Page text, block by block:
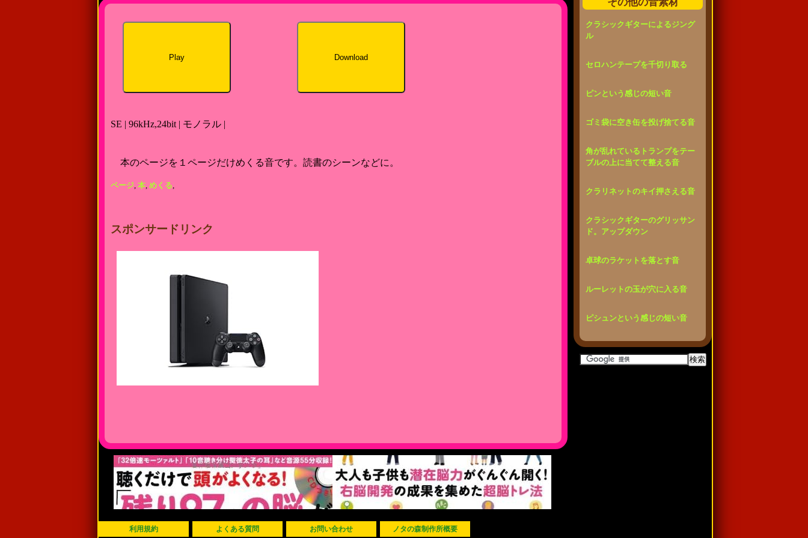
Play Download
SE | 96kHz,24bit | モノラル |
本のページを１ページだけめくる音です。読書のシーンなどに。
ページ, 本, めくる,
スポンサードリンク
クラシックギターによるジング
ル
セロハンテープを千切り取る
ピンという感じの短い音
ゴミ袋に空き缶を投げ捨てる音
角が乱れているトランプをテー
ブルの上に当てて整える音
クラリネットのキイ押さえる音
クラシックギターのグリッサン
ド。アップダウン
卓球のラケットを落とす音
ルーレットの玉が穴に入る音
ピシュンという感じの短い音
利用規約 よくある質問 お問い合わせ ノタの森制作所概要